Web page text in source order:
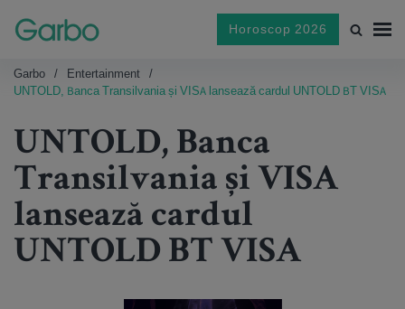
Horoscop 2026
Garbo
Entertainment
UNTOLD, Banca Transilvania și VISA lansează cardul UNTOLD BT VISA
UNTOLD, Banca
Transilvania și VISA
lansează cardul
UNTOLD BT VISA